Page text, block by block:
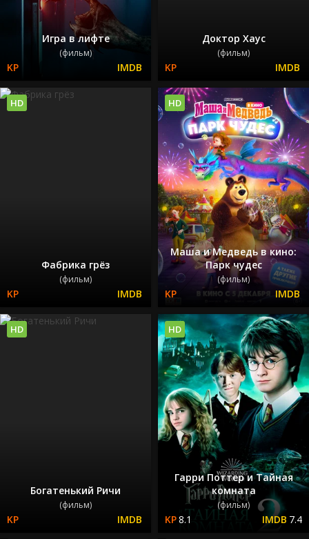
Игра в лифте
(фильм)
Доктор Хаус
(фильм)
Фабрика грёз
(фильм)
HD
Маша и Медведь в кино:
Парк чудес
(фильм)
HD
Богатенький Ричи
(фильм)
HD
Гарри Поттер и Тайная
комната
(фильм)
8.1 7.4
HD